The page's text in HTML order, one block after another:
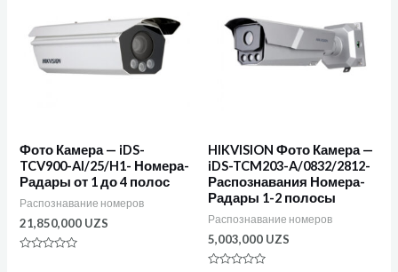
Фото Камера — iDS-
TCV900-AI/25/H1- Номера-
Радары от 1 до 4 полос
Распознавание номеров
21,850,000 UZS
HIKVISION Фото Камера —
iDS-TCM203-A/0832/2812-
Распознавания Номера-
Радары 1-2 полосы
Распознавание номеров
5,003,000 UZS